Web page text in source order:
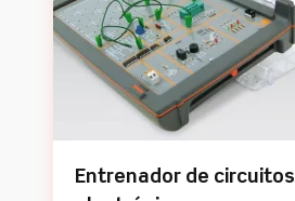
Entrenador de circuitos